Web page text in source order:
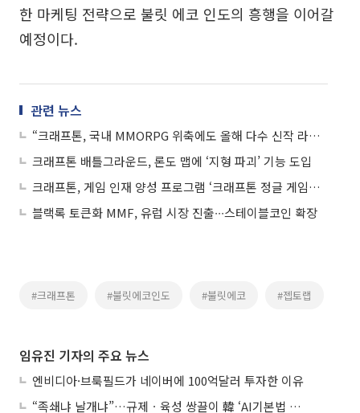
한 마케팅 전략으로 불릿 에코 인도의 흥행을 이어갈
예정이다.
관련 뉴스
“크래프톤, 국내 MMORPG 위축에도 올해 다수 신작 라인업 보유…목표가 ↑”
크래프톤 배틀그라운드, 론도 맵에 ‘지형 파괴’ 기능 도입
크래프톤, 게임 인재 양성 프로그램 ‘크래프톤 정글 게임랩’ 2기 모집
블랙록 토큰화 MMF, 유럽 시장 진출∙∙∙스테이블코인 확장
#크래프톤 #불릿에코인도 #불릿에코 #젭토랩
임유진 기자의 주요 뉴스
엔비디아·브룩필드가 네이버에 100억달러 투자한 이유
“족쇄냐 날개냐”…규제ㆍ육성 쌍끌이 韓 ‘AI기본법 개정안’ 오늘 시행